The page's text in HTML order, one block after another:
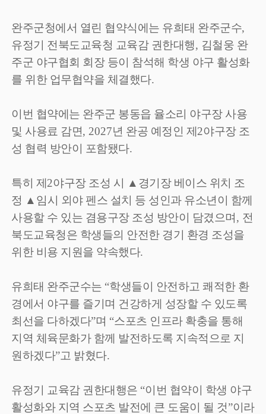
완주군청에서 열린 협약식에는 유희태 완주군수,
유정기 전북도교육청 교육감 권한대행, 김철웅 완
주군 야구협회 회장 등이 참석해 학생 야구 활성화
를 위한 업무협약을 체결했다.
이번 협약에는 완주군 봉동읍 율소리 야구장 사용
및 사용료 감면, 2027년 완공 예정인 제2야구장 조
성 협력 방안이 포함됐다.
특히 제2야구장 조성 시 ▲ 경기장 베이스 위치 조
정 ▲ 임시 외야 펜스 설치 등 성인과 유소년이 함께
사용할 수 있는 겸용구장 조성 방안이 담겼으며, 전
북도교육청은 학생들의 안전한 경기 환경 조성을
위한 비용 지원을 약속했다.
유희태 완주군수는 “학생들이 안전하고 쾌적한 환
경에서 야구를 즐기며 건강하게 성장할 수 있도록
최선을 다하겠다”며 “스포츠 인프라 확충을 통해
지역 체육문화가 함께 발전하도록 지속적으로 지
원하겠다”고 밝혔다.
유정기 교육감 권한대행은 “이번 협약이 학생 야구
활성화와 지역 스포츠 발전에 큰 도움이 될 것”이라